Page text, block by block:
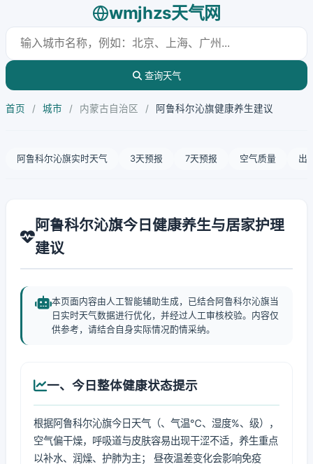
wmjhzs天气网
查询天气
首页 / 城市 / 内蒙古自治区 / 阿鲁科尔沁旗健康养生建议
阿鲁科尔沁旗实时天气 3天预报 7天预报 空气质量 出
阿鲁科尔沁旗今日健康养生与居家护理
建议
本页面内容由人工智能辅助生成，已结合阿鲁科尔沁旗当
日实时天气数据进行优化，并经过人工审核校验。内容仅
供参考，请结合自身实际情况酌情采纳。
一、今日整体健康状态提示
根据阿鲁科尔沁旗今日天气（、气温℃、湿度%、级），
空气偏干燥，呼吸道与皮肤容易出现干涩不适，养生重点
以补水、润燥、护肺为主； 昼夜温差变化会影响免疫